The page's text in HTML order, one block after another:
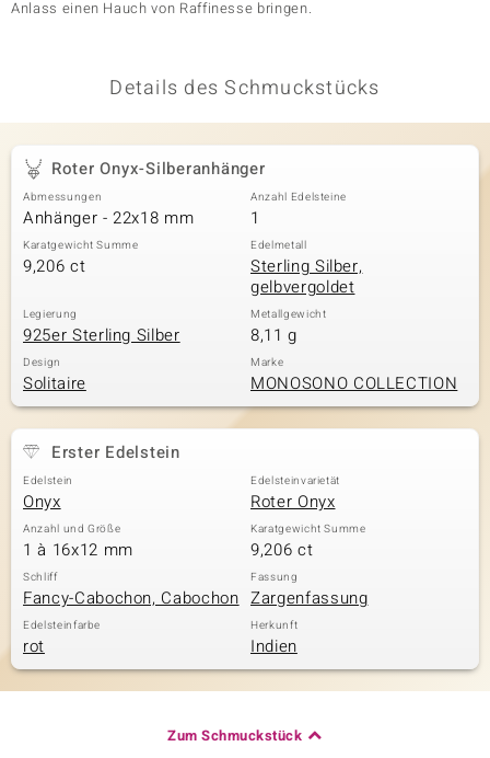
Anlass einen Hauch von Raffinesse bringen.
Details des Schmuckstücks
Roter Onyx-Silberanhänger
Abmessungen
Anhänger - 22x18 mm
Anzahl Edelsteine
1
Karatgewicht Summe
9,206 ct
Edelmetall
Sterling Silber,
gelbvergoldet
Legierung
925er Sterling Silber
Metallgewicht
8,11 g
Design
Solitaire
Marke
MONOSONO COLLECTION
Erster Edelstein
Edelstein
Onyx
Edelsteinvarietät
Roter Onyx
Anzahl und Größe
1 à 16x12 mm
Karatgewicht Summe
9,206 ct
Schliff
Fancy-Cabochon, Cabochon
Fassung
Zargenfassung
Edelsteinfarbe
rot
Herkunft
Indien
Zum Schmuckstück